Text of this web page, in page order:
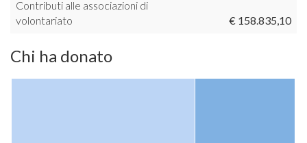
Contributi alle associazioni di
volontariato
€ 158.835,10
Chi ha donato